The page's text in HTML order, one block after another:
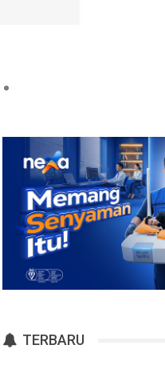
TERBARU